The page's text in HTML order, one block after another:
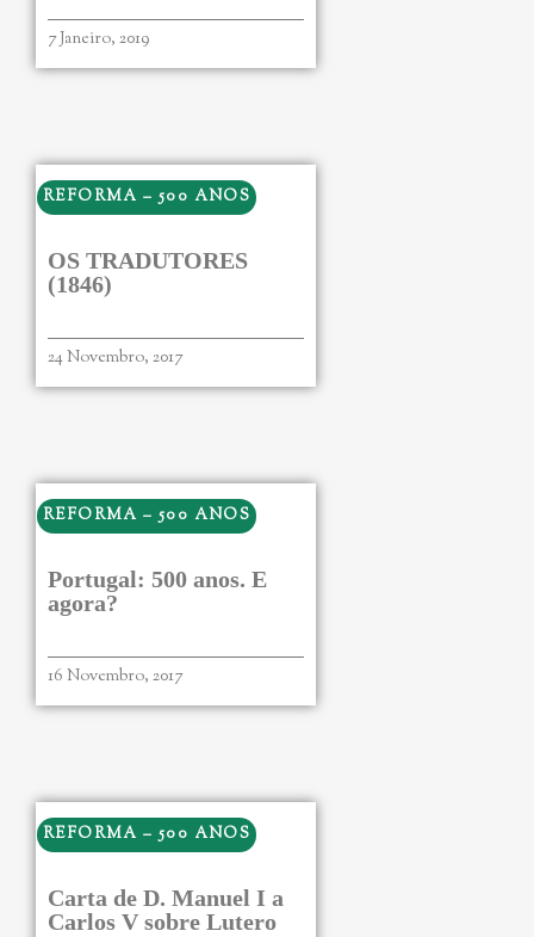
7 Janeiro, 2019
REFORMA – 500 ANOS
OS TRADUTORES
(1846)
24 Novembro, 2017
REFORMA – 500 ANOS
Portugal: 500 anos. E
agora?
16 Novembro, 2017
REFORMA – 500 ANOS
Carta de D. Manuel I a
Carlos V sobre Lutero